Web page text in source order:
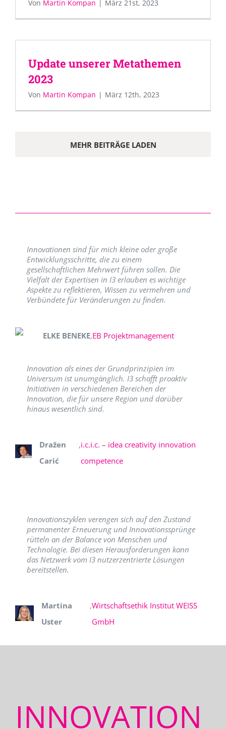
Von Martin Kompan | März 21st, 2023
Update unserer Metathemen
2023
Von Martin Kompan | März 12th, 2023
MEHR BEITRÄGE LADEN
Innovationen sind für mich kleine oder große
Entwicklungsschritte, die zu einem
gesellschaftlichen Mehrwert führen sollen. Die
Vielfalt der Expertisen in I3 erlauben es wichtige
Aspekte zu reflektieren, Wissen zu vermehren und
Verbündete für Veränderungen zu finden.
ELKE BENEKE,EB Projektmanagement
Innovation als eines der Grundprinzipien im
Universum ist unumgänglich. I3 schafft proaktiv
Initiativen in verschiedenen Bereichen der
Innovation, die für unsere Region und darüber
hinaus wesentlich sind.
Dražen
Carić
,i.c.i.c. – idea creativity innovation
competence
Innovationszyklen verengen sich auf den Zustand
permanenter Erneuerung und Innovationssprünge
rütteln an der Balance von Menschen und
Technologie. Bei diesen Herausforderungen kann
das Netzwerk vom I3 nutzerzentrierte Lösungen
bereitstellen.
Martina
Uster
,Wirtschaftsethik Institut WEISS
GmbH
INNOVATION